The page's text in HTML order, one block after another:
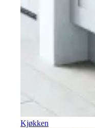
Kjøkken